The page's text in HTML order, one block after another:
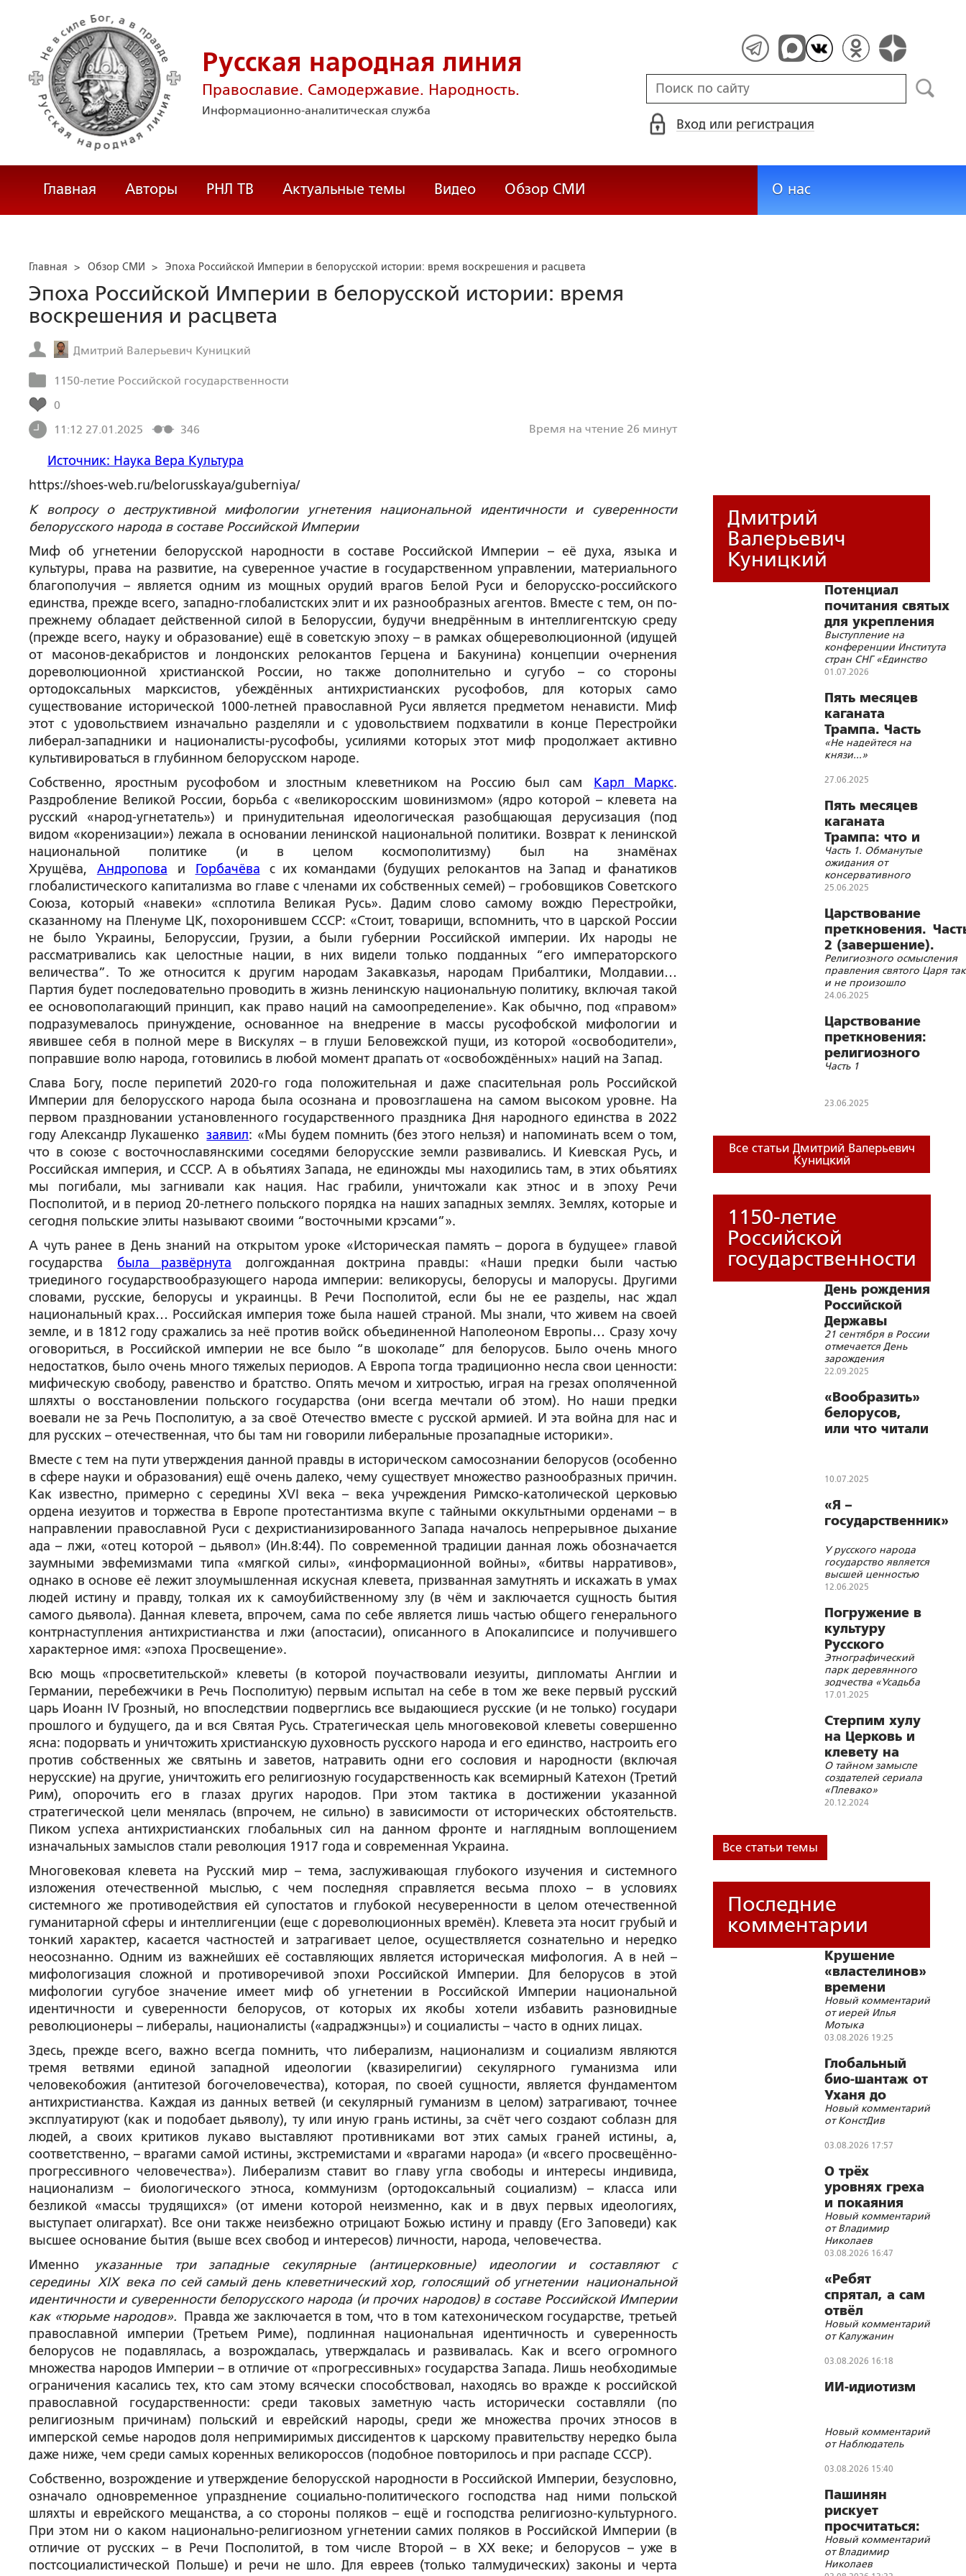
Русская народная линия
Православие. Самодержавие. Народность.
Информационно-аналитическая служба
Вход или регистрация
Главная Авторы РНЛ ТВ Актуальные темы Видео Обзор СМИ О нас
Главная > Обзор СМИ > Эпоха Российской Империи в белорусской истории: время воскрешения и расцвета
Эпоха Российской Империи в белорусской истории: время
воскрешения и расцвета
Дмитрий Валерьевич Куницкий
1150-летие Российской государственности
0
11:12 27.01.2025
346 Время на чтение 26 минут
Источник: Наука Вера Культура
https://shoes-web.ru/belorusskaya/guberniya/
К вопросу о деструктивной мифологии угнетения национальной идентичности и суверенности
белорусского народа в составе Российской Империи
Миф об угнетении белорусской народности в составе Российской Империи – её духа, языка и
культуры, права на развитие, на суверенное участие в государственном управлении, материального
благополучия – является одним из мощных орудий врагов Белой Руси и белорусско-российского
единства, прежде всего, западно-глобалистских элит и их разнообразных агентов. Вместе с тем, он по-
прежнему обладает действенной силой в Белоруссии, будучи внедрённым в интеллигентскую среду
(прежде всего, науку и образование) ещё в советскую эпоху – в рамках общереволюционной (идущей
от масонов-декабристов и лондонских релокантов Герцена и Бакунина) концепции очернения
дореволюционной христианской России, но также дополнительно и сугубо – со стороны
ортодоксальных марксистов, убеждённых антихристианских русофобов, для которых само
существование исторической 1000-летней православной Руси является предметом ненависти. Миф
этот с удовольствием изначально разделяли и с удовольствием подхватили в конце Перестройки
либерал-западники и националисты-русофобы, усилиями которых этот миф продолжает активно
культивироваться в глубинном белорусском народе.
Собственно, яростным русофобом и злостным клеветником на Россию был сам
Карл Маркс.
Раздробление Великой России, борьба с «великоросским шовинизмом» (ядро которой – клевета на
русский «народ-угнетатель») и принудительная идеологическая разобщающая дерусизация (под
видом «коренизации») лежала в основании ленинской национальной политики. Возврат к ленинской
национальной политике (и в целом космополитизму) был на знамёнах
Хрущёва, Андропова и Горбачёва с их командами (будущих релокантов на Запад и фанатиков
глобалистического капитализма во главе с членами их собственных семей) – гробовщиков Советского
Союза, который «навеки» «сплотила Великая Русь». Дадим слово самому вождю Перестройки,
сказанному на Пленуме ЦК, похоронившем СССР: «Стоит, товарищи, вспомнить, что в царской России
не было Украины, Белоруссии, Грузии, а были губернии Российской империи. Их народы не
рассматривались как целостные нации, в них видели только подданных “его императорского
величества”. То же относится к другим народам Закавказья, народам Прибалтики, Молдавии…
Партия будет последовательно проводить в жизнь ленинскую национальную политику, включая такой
ее основополагающий принцип, как право наций на самоопределение». Как обычно, под «правом»
подразумевалось принуждение, основанное на внедрение в массы русофобской мифологии и
явившее себя в полной мере в Вискулях – в глуши Беловежской пущи, из которой «освободители»,
поправшие волю народа, готовились в любой момент драпать от «освобождённых» наций на Запад.
Слава Богу, после перипетий 2020-го года положительная и даже спасительная роль Российской
Империи для белорусского народа была осознана и провозглашена на самом высоком уровне. На
первом праздновании установленного государственного праздника Дня народного единства в 2022
году Александр Лукашенкозаявил: «Мы будем помнить (без этого нельзя) и напоминать всем о том,
что в союзе с восточнославянскими соседями белорусские земли развивались. И Киевская Русь, и
Российская империя, и СССР. А в объятиях Запада, не единожды мы находились там, в этих объятиях
мы погибали, мы загнивали как нация. Нас грабили, уничтожали как этнос и в эпоху Речи
Посполитой, и в период 20-летнего польского порядка на наших западных землях. Землях, которые и
сегодня польские элиты называют своими “восточными крэсами”».
А чуть ранее в День знаний на открытом уроке «Историческая память – дорога в будущее» главой
государства была развёрнута долгожданная доктрина правды: «Наши предки были частью
триединого государствообразующего народа империи: великорусы, белорусы и малорусы. Другими
словами, русские, белорусы и украинцы. В Речи Посполитой, если бы не ее разделы, нас ждал
национальный крах… Российская империя тоже была нашей страной. Мы знали, что живем на своей
земле, и в 1812 году сражались за неё против войск объединенной Наполеоном Европы… Сразу хочу
оговориться, в Российской империи не все было “в шоколаде” для белорусов. Было очень много
недостатков, было очень много тяжелых периодов. А Европа тогда традиционно несла свои ценности:
мифическую свободу, равенство и братство. Опять мечом и хитростью, играя на грезах ополяченной
шляхты о восстановлении польского государства (они всегда мечтали об этом). Но наши предки
воевали не за Речь Посполитую, а за своё Отечество вместе с русской армией. И эта война для нас и
для русских – отечественная, что бы там ни говорили либеральные прозападные историки».
Вместе с тем на пути утверждения данной правды в историческом самосознании белорусов (особенно
в сфере науки и образования) ещё очень далеко, чему существует множество разнообразных причин.
Как известно, примерно с середины XVI века – века учреждения Римско-католической церковью
ордена иезуитов и торжества в Европе протестантизма вкупе с тайными оккультными орденами – в
направлении православной Руси с дехристианизированного Запада началось непрерывное дыхание
ада – лжи, «отец которой – дьявол» (Ин.8:44). По современной традиции данная ложь обозначается
заумными эвфемизмами типа «мягкой силы», «информационной войны», «битвы нарративов»,
однако в основе её лежит злоумышленная искусная клевета, призванная замутнять и искажать в умах
людей истину и правду, толкая их к самоубийственному злу (в чём и заключается сущность бытия
самого дьявола). Данная клевета, впрочем, сама по себе является лишь частью общего генерального
контрнаступления антихристианства и лжи (апостасии), описанного в Апокалипсисе и получившего
характерное имя: «эпоха Просвещение».
Всю мощь «просветительской» клеветы (в которой поучаствовали иезуиты, дипломаты Англии и
Германии, перебежчики в Речь Посполитую) первым испытал на себе в том же веке первый русский
царь Иоанн IV Грозный, но впоследствии подверглись все выдающиеся русские (и не только) государи
прошлого и будущего, да и вся Святая Русь. Стратегическая цель многовековой клеветы совершенно
ясна: подорвать и уничтожить христианскую духовность русского народа и его единство, настроить его
против собственных же святынь и заветов, натравить одни его сословия и народности (включая
нерусские) на другие, уничтожить его религиозную государственность как всемирный Катехон (Третий
Рим), опорочить его в глазах других народов. При этом тактика в достижении указанной
стратегической цели менялась (впрочем, не сильно) в зависимости от исторических обстоятельств.
Пиком успеха антихристианских глобальных сил на данном фронте и наглядным воплощением
изначальных замыслов стали революция 1917 года и современная Украина.
Многовековая клевета на Русский мир – тема, заслуживающая глубокого изучения и системного
изложения отечественной мыслью, с чем последняя справляется весьма плохо – в условиях
системного же противодействия ей супостатов и глубокой несуверенности в целом отечественной
гуманитарной сферы и интеллигенции (еще с дореволюционных времён). Клевета эта носит грубый и
тонкий характер, касается частностей и затрагивает целое, осуществляется сознательно и нередко
неосознанно. Одним из важнейших её составляющих является историческая мифология. А в ней –
мифологизация сложной и противоречивой эпохи Российской Империи. Для белорусов в этой
мифологии сугубое значение имеет миф об угнетении в Российской Империи национальной
идентичности и суверенности белорусов, от которых их якобы хотели избавить разновидные
революционеры – либералы, националисты («адраджэнцы») и социалисты – часто в одних лицах.
Здесь, прежде всего, важно всегда помнить, что либерализм, национализм и социализм являются
тремя ветвями единой западной идеологии (квазирелигии) секулярного гуманизма или
человекобожия (антитезой богочеловечества), которая, по своей сущности, является фундаментом
антихристианства. Каждая из данных ветвей (и секулярный гуманизм в целом) затрагивают, точнее
эксплуатируют (как и подобает дьяволу), ту или иную грань истины, за счёт чего создают соблазн для
людей, а своих критиков лукаво выставляют противниками вот этих самых граней истины, а,
соответственно, – врагами самой истины, экстремистами и «врагами народа» (и «всего просвещённо-
прогрессивного человечества»). Либерализм ставит во главу угла свободы и интересы индивида,
национализм – биологического этноса, коммунизм (ортодоксальный социализм) – класса или
безликой «массы трудящихся» (от имени которой неизменно, как и в двух первых идеологиях,
выступает олигархат). Все они также неизбежно отрицают Божью истину и правду (Его Заповеди) как
высшее основание бытия (выше всех свобод и интересов) личности, народа, человечества.
Именно
указанные три западные секулярные (антицерковные) идеологии и составляют с
середины XIXвека по сей самый день клеветнический хор, голосящий об угнетении национальной
идентичности и суверенности белорусского народа (и прочих народов) в составе Российской Империи
как «тюрьме народов». Правда же заключается в том, что в том катехоническом государстве, третьей
православной империи (Третьем Риме), подлинная национальная идентичность и суверенность
белорусов не подавлялась, а возрождалась, утверждалась и развивалась. Как и всего огромного
множества народов Империи – в отличие от «прогрессивных» государства Запада. Лишь необходимые
ограничения касались тех, кто сам этому всячески способствовал, находясь во вражде к российской
православной государственности: среди таковых заметную часть исторически составляли (по
религиозным причинам) польский и еврейский народы, среди же множества прочих этносов в
имперской семье народов доля непримиримых диссидентов к царскому правительству нередко была
даже ниже, чем среди самых коренных великороссов (подобное повторилось и при распаде СССР).
Собственно, возрождение и утверждение белорусской народности в Российской Империи, безусловно,
означало одновременное упразднение социально-политического господства над ними польской
шляхты и еврейского мещанства, а со стороны поляков – ещё и господства религиозно-культурного.
При этом ни о каком национально-религиозном угнетении самих поляков в Российской Империи (в
отличие от русских – в Речи Посполитой, в том числе Второй – в XX веке; и белорусов – уже в
постсоциалистической Польше) и речи не шло. Для евреев (только талмудических) законы и черта
Дмитрий
Валерьевич
Куницкий
Потенциал
почитания святых
для укрепления
церковного,
духовного и
цивилизационного
Союзного
государства
Выступление на
конференции Института
стран СНГ «Единство
Русской Церкви и
вчера, сегодня, завтра»
01.07.2026
Пять месяцев
каганата
Трампа. Часть
2
«Не надейтеся на
князи...»
27.06.2025
Пять месяцев
каганата
Трампа: что и
требовалось
доказать
Часть 1. Обманутые
ожидания от
консервативного
симулякра
25.06.2025
Царствование
преткновения.
2 (завершение).
Религиозного осмысления
правления святого Царя так
и не произошло
24.06.2025
Царствование
преткновения:
религиозного
осмысления
святого Царя
произошло
Часть 1
23.06.2025
Все статьи Дмитрий Валерьевич
Куницкий
1150-летие
Российской
государственности
День рождения
Российской
Державы
21 сентября в России
отмечается День
зарождения
российской
22.09.2025
«Вообразить»
белорусов,
или что читали
начальных
Виленского
учебного
10.07.2025
«Я –
государственник»
У русского народа
государство является
высшей ценностью
12.06.2025
Погружение в
культуру
Русского
Севера
Этнографический
парк деревянного
зодчества «Усадьба
“Богословка”», или
17.01.2025
Стерпим хулу
на Церковь и
клевету на
Победоносцева
О тайном замысле
создателей сериала
«Плевако»
20.12.2024
Все статьи темы
Последние
комментарии
Крушение
«властелинов»
времени
Новый комментарий
от иерей Илья
Мотыка
03.08.2026 19:25
Глобальный
био-шантаж от
Уханя до
Украины
Новый комментарий
от КонстДив
03.08.2026 17:57
О трёх
уровнях греха
и покаяния
Новый комментарий
от Владимир
Николаев
03.08.2026 16:47
«Ребят
спрятал, а сам
отвёл
внимание на
себя»
Новый комментарий
от Калужанин
03.08.2026 16:18
ИИ-идиотизм
Новый комментарий
от Наблюдатель
03.08.2026 15:40
Пашинян
рискует
просчитаться:
премьер
«низложил»
Новый комментарий
от Владимир
Николаев